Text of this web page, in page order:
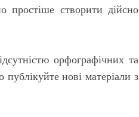
простіше створити дійсно
орфографічних та
нові матеріали з